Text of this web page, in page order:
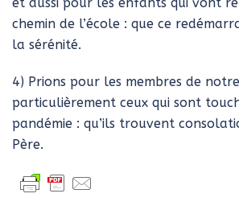
chemin de l’école : que ce
la sérénité.
4) Prions pour les membres de
particulièrement ceux qui sont
pandémie : qu’ils trouvent
Père.